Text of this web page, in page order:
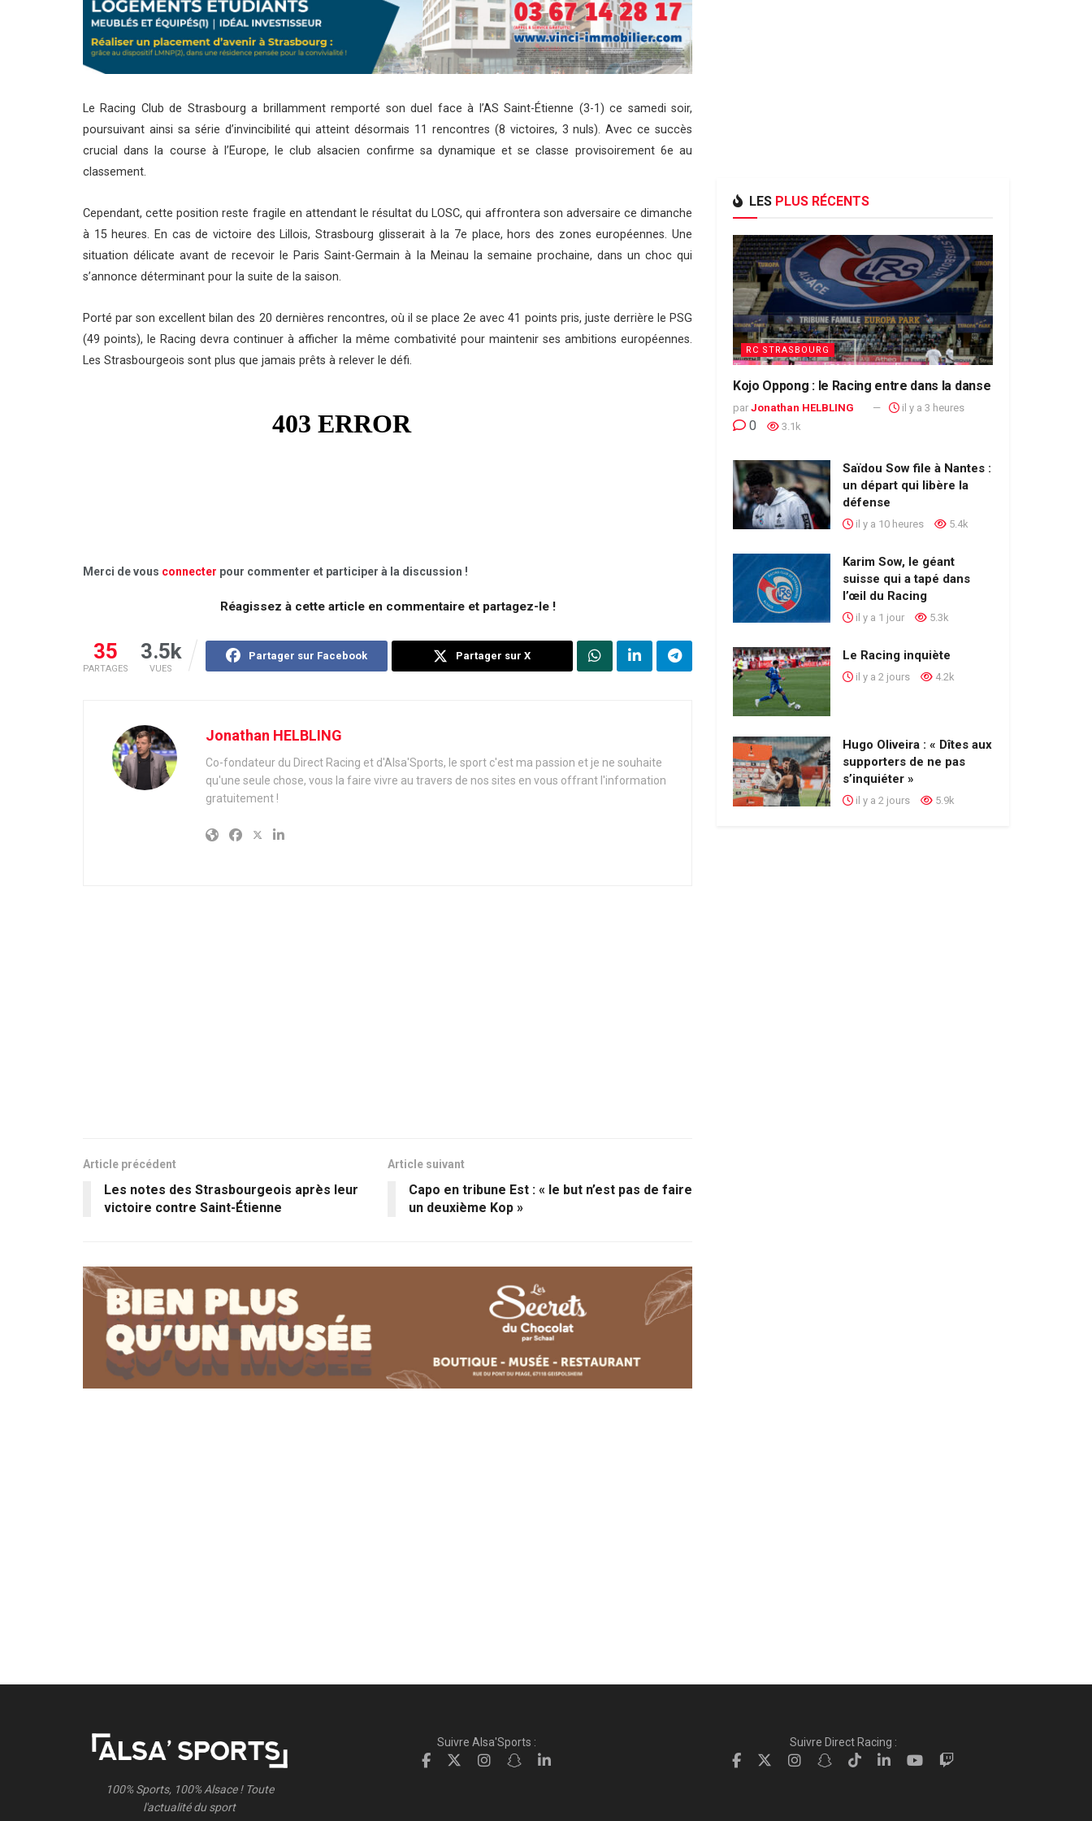
Le Racing Club de Strasbourg a brillamment remporté son duel face à l’AS Saint-Étienne (3-1) ce samedi soir,
poursuivant ainsi sa série d’invincibilité qui atteint désormais 11 rencontres (8 victoires, 3 nuls). Avec ce succès
crucial dans la course à l’Europe, le club alsacien confirme sa dynamique et se classe provisoirement 6e au
classement.
Cependant, cette position reste fragile en attendant le résultat du LOSC, qui affrontera son adversaire ce dimanche
à 15 heures. En cas de victoire des Lillois, Strasbourg glisserait à la 7e place, hors des zones européennes. Une
situation délicate avant de recevoir le Paris Saint-Germain à la Meinau la semaine prochaine, dans un choc qui
s’annonce déterminant pour la suite de la saison.
Porté par son excellent bilan des 20 dernières rencontres, où il se place 2e avec 41 points pris, juste derrière le PSG
(49 points), le Racing devra continuer à afficher la même combativité pour maintenir ses ambitions européennes.
Les Strasbourgeois sont plus que jamais prêts à relever le défi.
Merci de vous connecter pour commenter et participer à la discussion !
Réagissez à cette article en commentaire et partagez-le !
35
PARTAGES
3.5k
VUES
Partager sur Facebook Partager sur X
Jonathan HELBLING
Co-fondateur du Direct Racing et d'Alsa'Sports, le sport c'est ma passion et je ne souhaite
qu'une seule chose, vous la faire vivre au travers de nos sites en vous offrant l'information
gratuitement !
Article précédent
Les notes des Strasbourgeois après leur
victoire contre Saint-Étienne
Article suivant
Capo en tribune Est : « le but n’est pas de faire
un deuxième Kop »
LES PLUS RÉCENTS
RC STRASBOURG
Kojo Oppong : le Racing entre dans la danse
par Jonathan HELBLING il y a 3 heures
0 3.1k
Saïdou Sow file à Nantes :
un départ qui libère la
défense
il y a 10 heures 5.4k
Karim Sow, le géant
suisse qui a tapé dans
l’œil du Racing
il y a 1 jour 5.3k
Le Racing inquiète
il y a 2 jours 4.2k
Hugo Oliveira : « Dîtes aux
supporters de ne pas
s’inquiéter »
il y a 2 jours 5.9k
100% Sports, 100% Alsace ! Toute
l'actualité du sport
Suivre Alsa'Sports : Suivre Direct Racing :